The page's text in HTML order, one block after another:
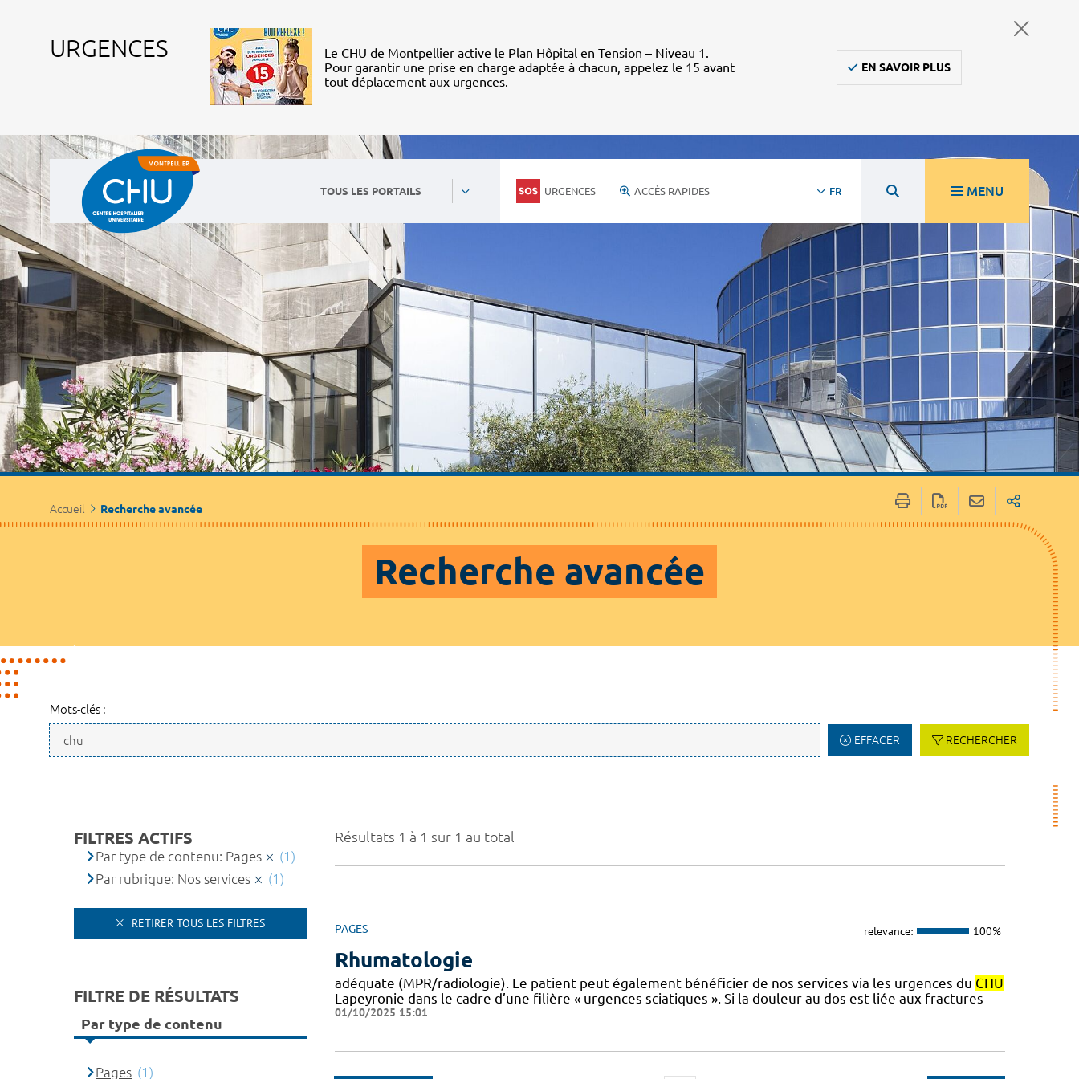
URGENCES
Le CHU de Montpellier active le Plan Hôpital en Tension – Niveau 1.
Pour garantir une prise en charge adaptée à chacun, appelez le 15 avant
tout déplacement aux urgences.
EN SAVOIR PLUS
TOUS LES PORTAILS URGENCES ACCÈS RAPIDES FR MENU
Accueil Recherche avancée
Recherche avancée
Mots-clés :
EFFACER RECHERCHER
Résultats 1 à 1 sur 1 au total
PAGES relevance: 100%
Rhumatologie
adéquate (MPR/radiologie). Le patient peut également bénéficier de nos services via les urgences du CHU
Lapeyronie dans le cadre d’une filière « urgences sciatiques ». Si la douleur au dos est liée aux fractures
01/10/2025 15:01
FILTRES ACTIFS
Par type de contenu: Pages
(1)
Par rubrique: Nos services
(1)
RETIRER TOUS LES FILTRES
FILTRE DE RÉSULTATS
Par type de contenu
Pages (1)